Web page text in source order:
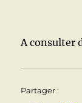
A consulter
Partager :